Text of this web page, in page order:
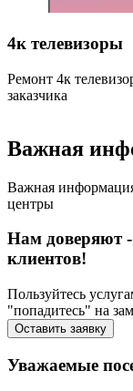
4к телевизоры
Ремонт 4к
заказчика
Важная
Важная
центры
Нам доверяют
клиентов!
Пользуйтесь
"попадитесь" на
Оставить заявку
Уважаемые